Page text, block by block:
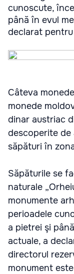
cunoscute,
până în evul
declarat
Câteva
monede
dinar austriac
descoperite de
săpături în
Săpăturile se
naturale
monumente
perioadele
a pietrei şi
actuale, a
directorul
monument